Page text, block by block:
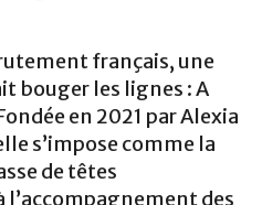
français, une
bouger les lignes : A
en 2021 par Alexia
s’impose comme la
de têtes
l’accompagnement des